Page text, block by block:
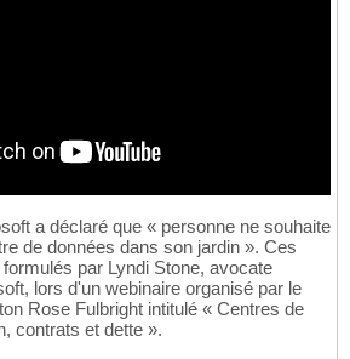
a déclaré que « personne ne souhaite
de données dans son jardin ». Ces
par Lyndi Stone, avocate
lors d'un webinaire organisé par le
Rose Fulbright intitulé « Centres de
contrats et dette ».